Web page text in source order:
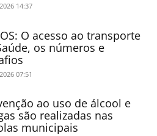
14:37
O acesso ao transporte
os números e
07:51
ao uso de álcool e
são realizadas nas
municipais